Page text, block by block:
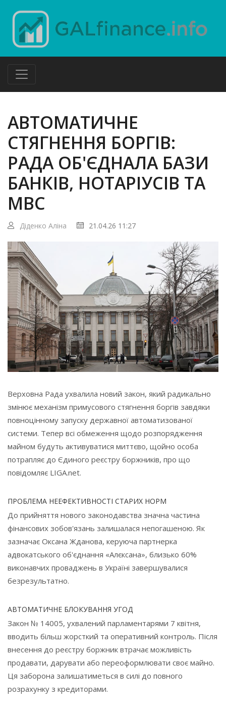
АВТОМАТИЧНЕ
СТЯГНЕННЯ БОРГІВ:
РАДА ОБ'ЄДНАЛА БАЗИ
БАНКІВ, НОТАРІУСІВ ТА
МВС
Діденко Аліна 21.04.26 11:27
Верховна Рада ухвалила новий закон, який радикально
змінює механізм примусового стягнення боргів завдяки
повноцінному запуску державної автоматизованої
системи. Тепер всі обмеження щодо розпорядження
майном будуть активуватися миттєво, щойно особа
потрапляє до Єдиного реєстру боржників, про що
повідомляє LIGA.net.
ПРОБЛЕМА НЕЕФЕКТИВНОСТІ СТАРИХ НОРМ
До прийняття нового законодавства значна частина
фінансових зобов'язань залишалася непогашеною. Як
зазначає Оксана Жданова, керуюча партнерка
адвокатського об'єднання «Алєксана», близько 60%
виконавчих проваджень в Україні завершувалися
безрезультатно.
АВТОМАТИЧНЕ БЛОКУВАННЯ УГОД
Закон № 14005, ухвалений парламентарями 7 квітня,
вводить більш жорсткий та оперативний контроль. Після
внесення до реєстру боржник втрачає можливість
продавати, дарувати або переоформлювати своє майно.
Ця заборона залишатиметься в силі до повного
розрахунку з кредиторами.